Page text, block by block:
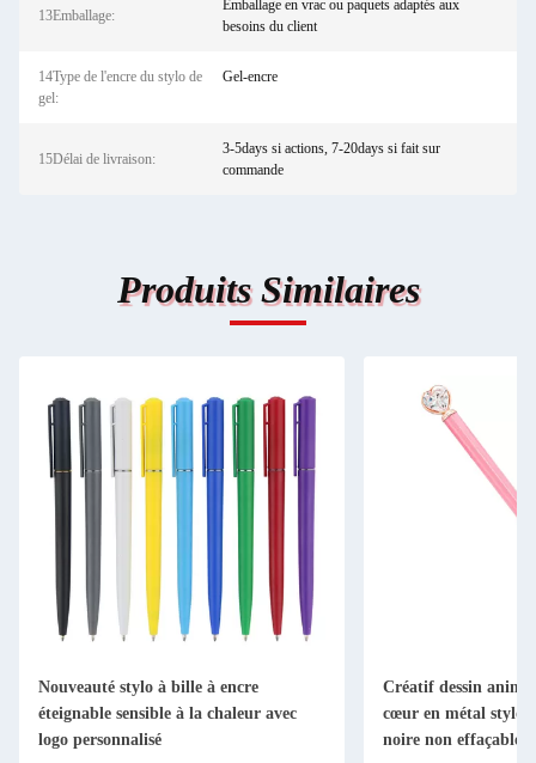
13Emballage:
Emballage en vrac ou paquets adaptés aux
besoins du client
14Type de l'encre du stylo de
gel:
Gel-encre
15Délai de livraison:
3-5days si actions, 7-20days si fait sur
commande
Produits Similaires
Nouveauté stylo à bille à encre
éteignable sensible à la chaleur avec
logo personnalisé
Créatif dessin
cœur en métal stylo
noire non effaçable